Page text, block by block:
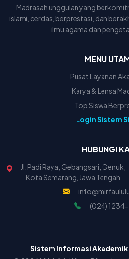
Madrasah unggulan yang
islami, cerdas, berprestasi, dan
ilmu agama dan
MENU
Pusat Layanan
Karya & Lensa
Top Siswa
Login Sistem
HUBUNGI
Jl. Padi Raya, Gebangsari, Genuk,
Kota Semarang, Jawa Tengah
(024)
Sistem Informasi Akademik